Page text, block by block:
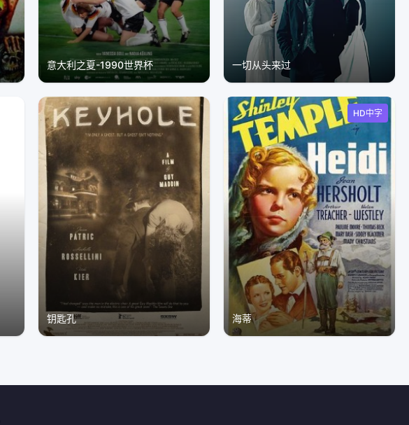
意大利之夏-1990世界杯 一切从头来过
钥匙孔
HD中字
海蒂